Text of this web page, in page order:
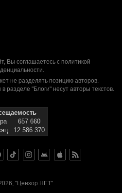
Вы соглашаетесь с политикой
.
не разделять позицию авторов.
разделе "Блоги" несут авторы текстов.
657 660
12 586 370
"Цензор.НЕТ"